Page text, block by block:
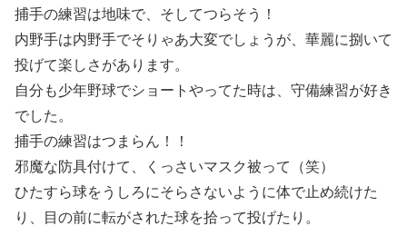
捕手の練習は地味で、そしてつらそう！
内野手は内野手でそりゃあ大変でしょうが、華麗に捌いて
投げて楽しさがあります。
自分も少年野球でショートやってた時は、守備練習が好き
でした。
捕手の練習はつまらん！！
邪魔な防具付けて、くっさいマスク被って（笑）
ひたすら球をうしろにそらさないように体で止め続けた
り、目の前に転がされた球を拾って投げたり。